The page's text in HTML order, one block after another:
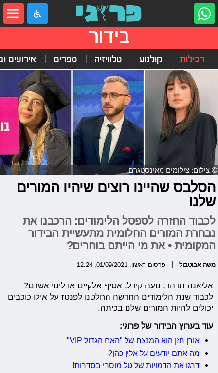
בידור
רכילות קולנוע טלוויזיה ספרים אירועים
© צילום: צילומים מאינסטגרם
הסלבס שהיינו רוצים שיהיו המורים
שלנו
לכבוד החזרה לספסל הלימודים: הרכבנו את
נבחרת המורים החלומית מתעשיית הבידור
המקומית • את מי הייתם בוחרים?
משה אבוטבול פרסום ראשון: 01/09/2021, 12:24
אליאנה תדהר, נועה קירל, אסיף אלקיים או לינוי אשרם?
לכבוד שנת הלימודים החדשה החלטנו לפנטז על אילו כוכבים
יכולים להיות המורים שלנו בכיתה.
עוד בערוץ הבידור של פרוגי:
אורן חזן הוא המנצח של "האח הגדול VIP"
מה אתם יודעים על אלין כהן?
דרגו את הדמויות של טל מוסרי בסדרות!